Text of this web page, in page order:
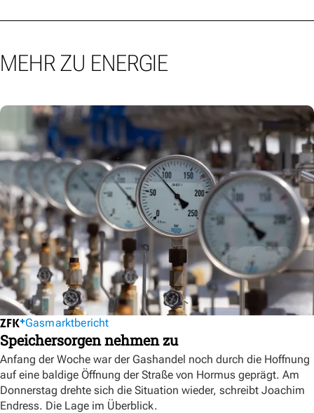
MEHR ZU ENERGIE
Gasmarktbericht
Speichersorgen nehmen zu
Anfang der Woche war der Gashandel noch durch die Hoffnung
auf eine baldige Öffnung der Straße von Hormus geprägt. Am
Donnerstag drehte sich die Situation wieder, schreibt Joachim
Endress. Die Lage im Überblick.